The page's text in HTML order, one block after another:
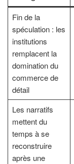
Fin de la
spéculation : les
institutions
remplacent la
domination du
commerce de
détail
Les narratifs
mettent du
temps à se
reconstruire
après une